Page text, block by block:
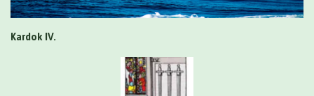
Kardok IV.